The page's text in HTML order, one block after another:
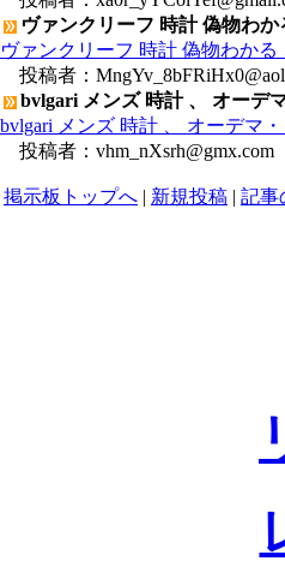
ヴァンクリーフ 時計 偽物わ
ヴァンクリーフ 時計 偽物わか
投稿者：
bvlgari メンズ 時計 、 オーデ
bvlgari メンズ 時計 、 オーデマ
投稿者： vhm_nXsrh@gmx.com
掲示板トップへ | 新規投稿 | 記事